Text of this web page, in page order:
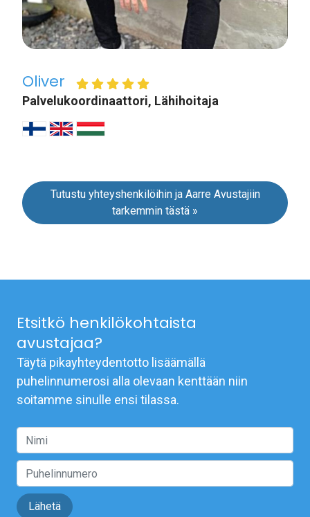
Oliver
Palvelukoordinaattori, Lähihoitaja
Tutustu yhteyshenkilöihin ja Aarre Avustajiin
tarkemmin tästä »
Etsitkö henkilökohtaista
avustajaa?
Täytä pikayhteydentotto lisäämällä
puhelinnumerosi alla olevaan kenttään niin
soitamme sinulle ensi tilassa.
Lähetä